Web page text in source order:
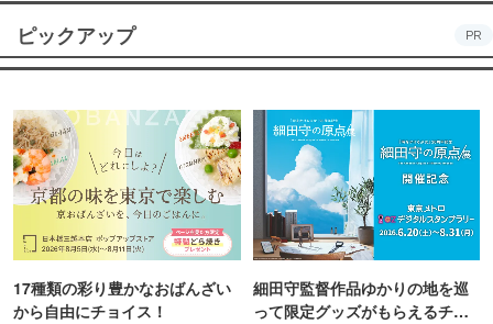
ピックアップ PR
17種類の彩り豊かなおばんざい
から自由にチョイス！
細田守監督作品ゆかりの地を巡
って限定グッズがもらえるチャ